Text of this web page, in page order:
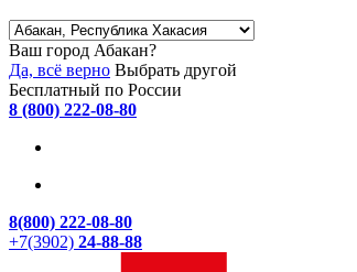
Ваш город Абакан?
Да, всё верно Выбрать другой
Бесплатный по России
8 (800) 222-08-80
8(800) 222-08-80
+7(3902) 24-88-88